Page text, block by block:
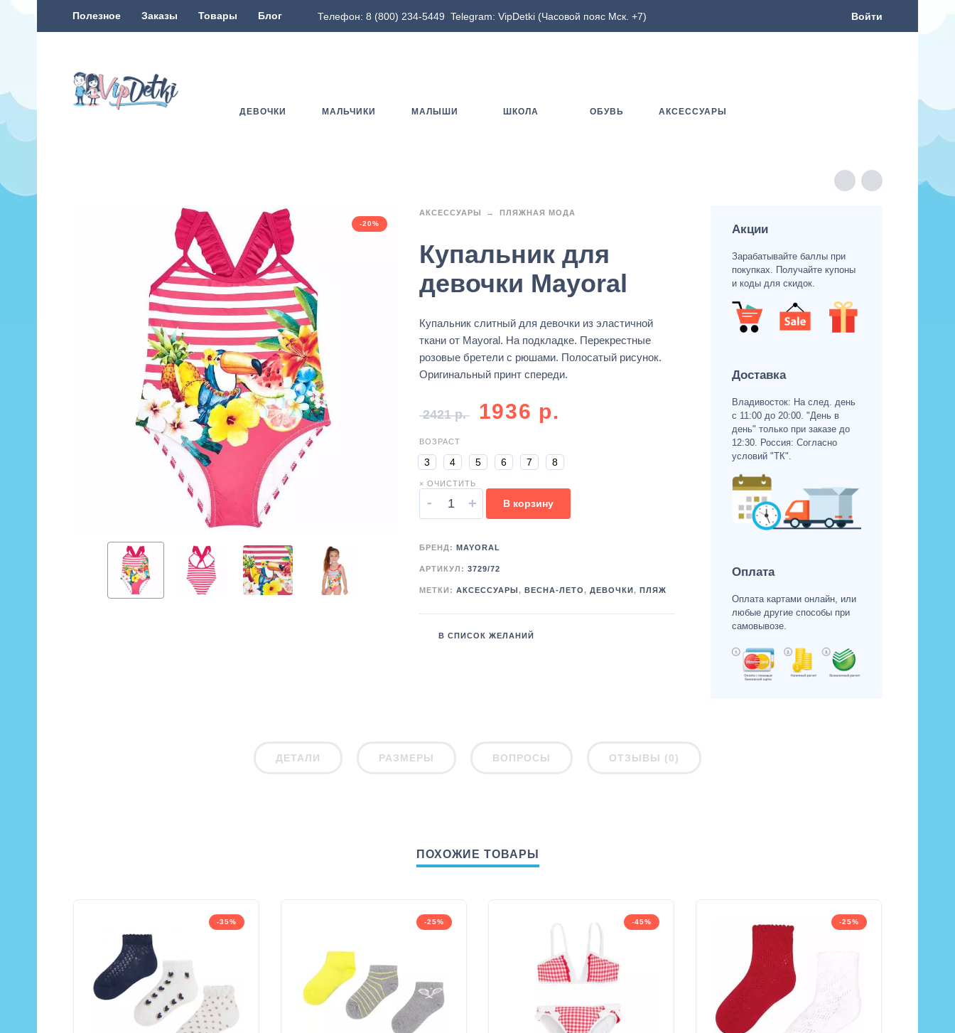
Полезное Заказы Товары Блог Телефон: 8 (800) 234-5449 Telegram: VipDetki (Часовой пояс Мск. +7) Войти
ДЕВОЧКИ МАЛЬЧИКИ МАЛЫШИ ШКОЛА ОБУВЬ АКСЕССУАРЫ
-20%
АКСЕССУАРЫ ПЛЯЖНАЯ МОДА
Купальник для
девочки Mayoral
Купальник слитный для девочки из эластичной
ткани от Mayoral. На подкладке. Перекрестные
розовые бретели с рюшами. Полосатый рисунок.
Оригинальный принт спереди.
2421р. 1936 р.
ВОЗРАСТ
3 4 5 6 7 8
× ОЧИСТИТЬ
- + В корзину
БРЕНД: MAYORAL
АРТИКУЛ: 3729/72
МЕТКИ: АКСЕССУАРЫ , ВЕСНА-ЛЕТО, ДЕВОЧКИ , ПЛЯЖ
В СПИСОК ЖЕЛАНИЙ
Акции
Зарабатывайте баллы при
покупках. Получайте купоны
и коды для скидок.
Доставка
Владивосток: На след. день
с 11:00 до 20:00. "День в
день" только при заказе до
12:30. Россия: Согласно
условий "ТК".
Оплата
Оплата картами онлайн, или
любые другие способы при
самовывозе.
ДЕТАЛИ РАЗМЕРЫ ВОПРОСЫ ОТЗЫВЫ (0)
ПОХОЖИЕ ТОВАРЫ
-35% -25% -45% -25%